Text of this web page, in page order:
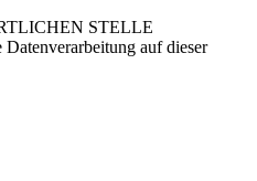
STELLE
auf dieser